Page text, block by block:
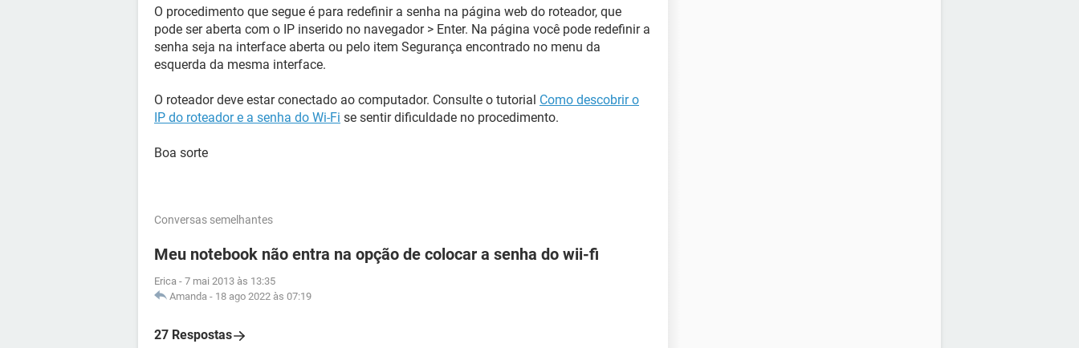
O procedimento que segue é para redefinir a senha na página web do roteador, que
pode ser aberta com o IP inserido no navegador > Enter. Na página você pode redefinir a
senha seja na interface aberta ou pelo item Segurança encontrado no menu da
esquerda da mesma interface.
O roteador deve estar conectado ao computador. Consulte o tutorial Como descobrir o
IP do roteador e a senha do Wi-Fi se sentir dificuldade no procedimento.
Boa sorte
Conversas semelhantes
Meu notebook não entra na opção de colocar a senha do wii-fi
Erica - 7 mai 2013 às 13:35
Amanda - 18 ago 2022 às 07:19
27 Respostas